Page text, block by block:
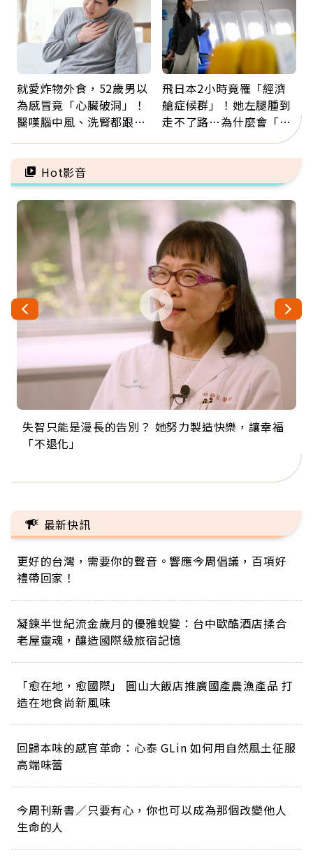
就愛炸物外食，52歲男以
為感冒竟「心臟破洞」！
醫嘆腦中風、洗腎都跟它
救
飛日本2小時竟罹「經濟
艙症候群」！她左腿腫到
走不了路…為什麼會「靜
脈血栓」？醫示警7種人
注意
Hot影音
失智只能是漫長的告別？ 她努力製造快樂，讓幸福
「不退化」
來自剛果的巧克力神父 為台灣奉獻36年 「台灣是我
的家，我連作夢都講台語！」
63歲卸矽谷副總、搬回台灣找快樂！「蛋黃哥小
丑」走進安養院，逗樂上萬爺奶：退休後才開始真
104歲打破金氏世界紀錄 成為全球最年長羽球選
手，分享長壽的秘密原來是「這個」
事業巔峰他選擇追夢…黑手阿伯拉小提琴還登上小
巨蛋！連CNN都大讚！
最新快訊
更好的台灣，需要你的聲音。響應今周倡議，百項好
禮帶回家！
凝鍊半世紀流金歲月的優雅蛻變：台中歐酷酒店揉合
老屋靈魂，釀造國際級旅宿記憶
「愈在地，愈國際」 圓山大飯店推廣國產農漁產品 打
造在地食尚新風味
回歸本味的感官革命：心泰 GLin 如何用自然風土征服
高端味蕾
今周刊新書／只要有心，你也可以成為那個改變他人
生命的人